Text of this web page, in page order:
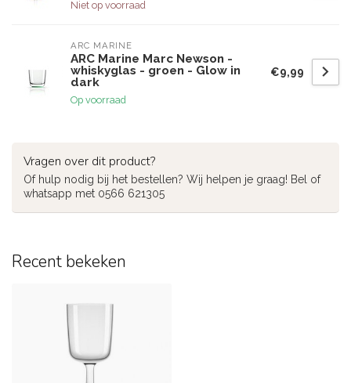
Niet op voorraad
ARC MARINE
ARC Marine Marc Newson -
whiskyglas - groen - Glow in
dark
Op voorraad
€9,99
Vragen over dit product?
Of hulp nodig bij het bestellen? Wij helpen je graag! Bel of
whatsapp met 0566 621305
Recent bekeken